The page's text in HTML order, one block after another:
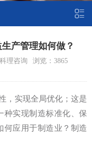

产管理如何做？
理咨询 浏览：3865
，实现全局优化；这是
种实现制造标准化、保
何应用于制造业？制造